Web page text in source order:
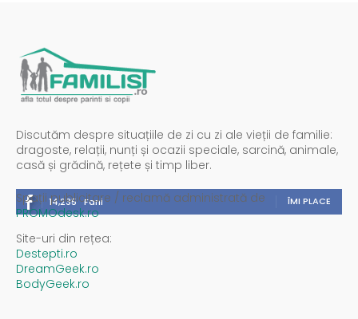
Discutăm despre situațiile de zi cu zi ale vieții de familie:
dragoste, relații, nunți și ocazii speciale, sarcină, animale,
casă și grădină, rețete și timp liber.
14,235 Fani ÎMI PLACE
Spații publicitare / reclamă administrată de
PROMOdesk.ro
Site-uri din rețea:
Destepti.ro
DreamGeek.ro
BodyGeek.ro